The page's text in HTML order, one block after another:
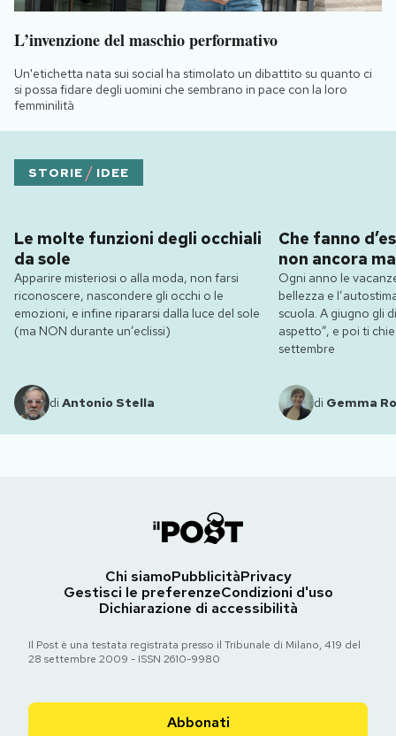
L’invenzione del maschio performativo
Un'etichetta nata sui social ha stimolato un dibattito su quanto ci
si possa fidare degli uomini che sembrano in pace con la loro
femminilità
STORIE / IDEE
Le molte funzioni degli occhiali
da sole
Apparire misteriosi o alla moda, non farsi
riconoscere, nascondere gli occhi o le
emozioni, e infine ripararsi dalla luce del sole
(ma NON durante un’eclissi)
di Antonio Stella
Che fanno
non ancora
Ogni anno le
bellezza e
scuola. A giugno gli
aspetto”, e poi ti
settembre
di Gemma
Chi siamoPubblicitàPrivacy
Gestisci le preferenzeCondizioni d'uso
Dichiarazione di accessibilità
Il Post è una testata registrata presso il Tribunale di Milano, 419 del
28 settembre 2009 - ISSN 2610-9980
Abbonati